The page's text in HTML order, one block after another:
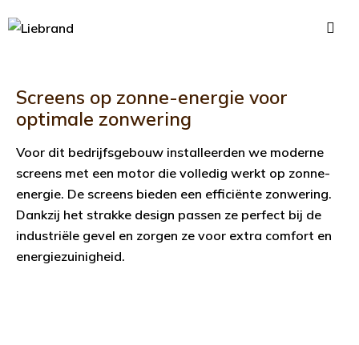
Screens op zonne-energie voor
optimale zonwering
Voor dit bedrijfsgebouw installeerden we moderne
screens met een motor die volledig werkt op zonne-
energie. De screens bieden een efficiënte zonwering.
Dankzij het strakke design passen ze perfect bij de
industriële gevel en zorgen ze voor extra comfort en
energiezuinigheid.